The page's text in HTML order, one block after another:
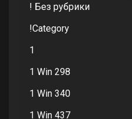
! Без рубрики
!Category
1
1 Win 298
1 Win 340
1 Win 437